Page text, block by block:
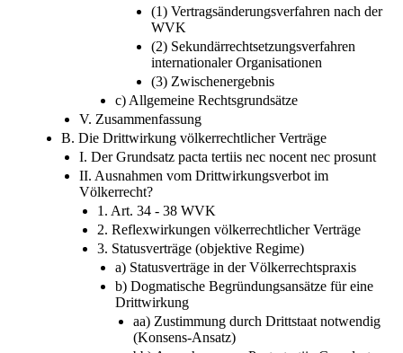
(1) Vertragsänderungsverfahren nach der
WVK
(2) Sekundärrechtsetzungsverfahren
internationaler Organisationen
(3) Zwischenergebnis
c) Allgemeine Rechtsgrundsätze
V. Zusammenfassung
B. Die Drittwirkung völkerrechtlicher Verträge
I. Der Grundsatz pacta tertiis nec nocent nec prosunt
II. Ausnahmen vom Drittwirkungsverbot im
Völkerrecht?
1. Art. 34 - 38 WVK
2. Reflexwirkungen völkerrechtlicher Verträge
3. Statusverträge (objektive Regime)
a) Statusverträge in der Völkerrechtspraxis
b) Dogmatische Begründungsansätze für eine
Drittwirkung
aa) Zustimmung durch Drittstaat notwendig
(Konsens-Ansatz)